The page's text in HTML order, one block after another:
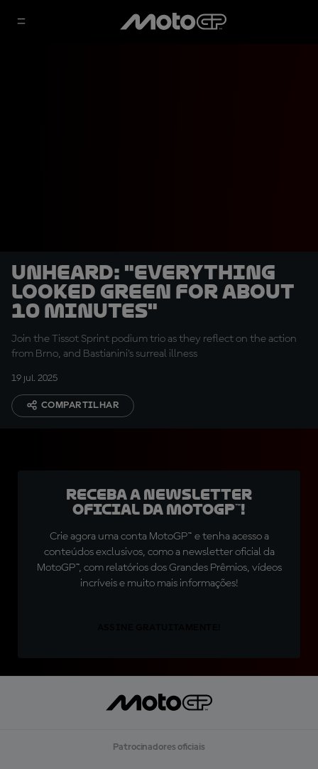
UNHEARD: "Everything
looked green for about
10 minutes"
Join the Tissot Sprint podium trio as they reflect on the action
from Brno, and Bastianini's surreal illness
19 jul. 2025
COMPARTILHAR
Receba a newsletter
oficial da MotoGP™!
Crie agora uma conta MotoGP™ e tenha acesso a
conteúdos exclusivos, como a newsletter oficial da
MotoGP™, com relatórios dos Grandes Prêmios, vídeos
incríveis e muito mais informações!
Patrocinadores oficiais